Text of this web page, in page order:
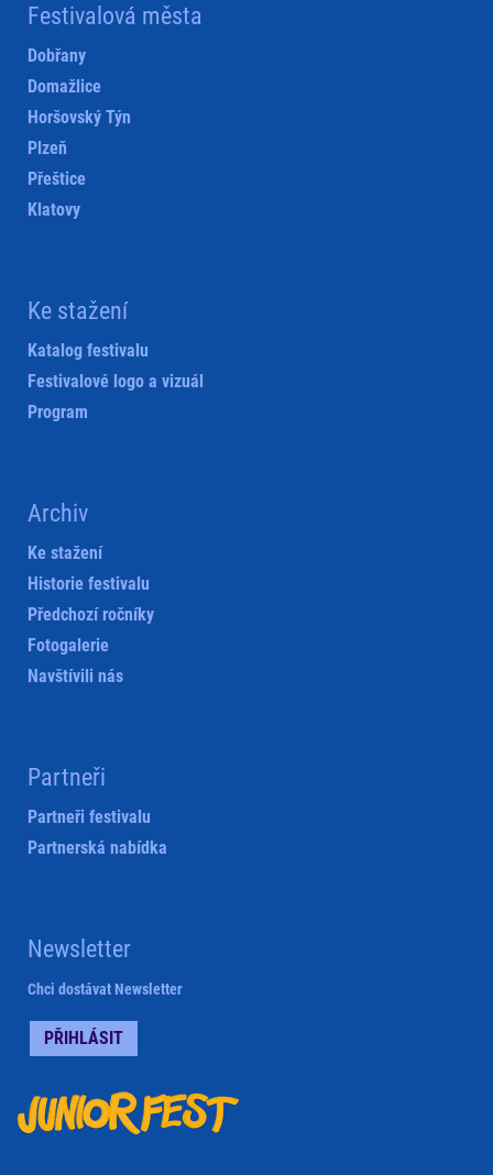
Festivalová města
Dobřany
Domažlice
Horšovský Týn
Plzeň
Přeštice
Klatovy
Ke stažení
Katalog festivalu
Festivalové logo a vizuál
Program
Archiv
Ke stažení
Historie festivalu
Předchozí ročníky
Fotogalerie
Navštívili nás
Partneři
Partneři festivalu
Partnerská nabídka
Newsletter
Chci dostávat Newsletter
PŘIHLÁSIT